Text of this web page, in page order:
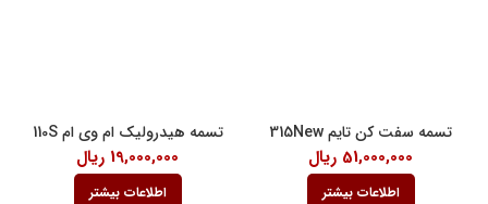
تسمه سفت کن تایم 315New
51,000,000 ریال
اطلاعات بیشتر
تسمه هیدرولیک ام وی ام 110S
19,000,000 ریال
اطلاعات بیشتر